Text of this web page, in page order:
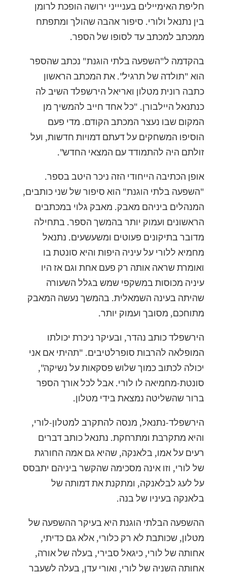
חליפת האימיילים בעניייני ירושה הופכת לרומן
בין נתנאל ולורי. סיפור אהבה שהולך ומתפתח
ממכתב למכתב עד לסופו של הספר.
בהקדמה ל"השפעה בלתי הוגנת" נכתב שהספר
הוא "תולדה של תרגיל". את המכתב הראשון
כתבה רונית מטלון ואריאל הירשפלד השיב לה
כנתנאל היילבורן. "כל אחד חייב להמשיך מן
המקום שבו נעצר המכתב הקודם. מדי פעם
הוסיפו המשחקים על דעתם דמויות חדשות, ועל
זולתם היה להתמודד עם המצאי החדש".
אופן הכתיבה הייחודי הזה ניכר היטב בספר.
"השפעה בלתי הוגנת" הוא סיפור של שני כותבים,
המנהלים ביניהם מאבק. מאבק גלוי במכתבים
הראשונים ועמוק יותר בהמשך הספר. בתחילה
מדובר בתיקונים פעוטים ומשעשעים. נתנאל
מחמיא ללורי על עיניה היפות והיא סונטת בו
ואומרת שראה אותה רק פעם אחת וגם אז היו
עיניה מכוסות במשקפי שמש בגלל השעורה
שהיתה בעינה השמאלית. בהמשך נעשה המאבק
מתוחכם, מסובך ועמוק יותר.
הירשפלד כותב נהדר, ובעיקר ניכרת יכולתו
המופלאה להרבות סופרלטיבים. "תהיתי אם אני
יכולה לכתוב כמוך שלוש פסקאות על נשיקה",
סונטת-מחמיאה לו לורי. אבל לכל אורך הספר
ברור שהשליטה נמצאת בידי מטלון.
הירשפלד-נתנאל, מנסה להתקרב למטלון-לורי,
והיא מתקרבת ומתרחקת. נתנאל כותב דברים
רעים על אמו, בלאנקה, שהיא גם אמה החורגת
של לורי, וזו אינה מסכימה שהקשר ביניהם יתבסס
על לעג לבלאנקה, ומתקנת את דמותה של
בלאנקה בעיניו של בנה.
ההשפעה הבלתי הוגנת היא בעיקר ההשפעה של
מטלון, שכותבת לא רק כלורי, אלא גם כדיתי,
אחותה של לורי, כיגאל סבירי, בעלה של אורה,
אחותה השניה של לורי, ואורי עדן, בעלה לשעבר